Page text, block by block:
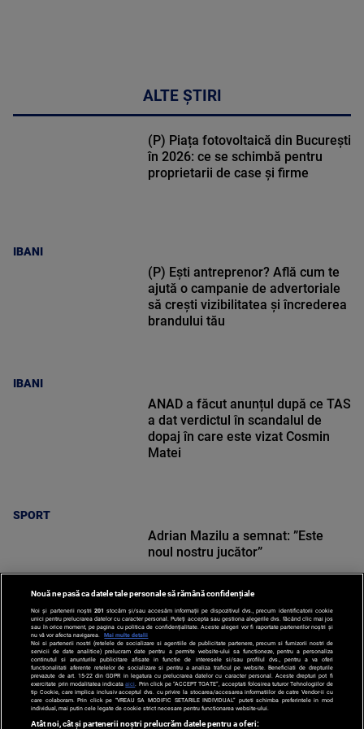
ALTE ȘTIRI
IBANI
(P) Piața fotovoltaică din București
în 2026: ce se schimbă pentru
proprietarii de case și firme
IBANI
(P) Ești antreprenor? Află cum te
ajută o campanie de advertoriale
să crești vizibilitatea și încrederea
brandului tău
SPORT
ANAD a făcut anunțul după ce TAS
a dat verdictul în scandalul de
dopaj în care este vizat Cosmin
Matei
SPORT
Adrian Mazilu a semnat: ”Este
noul nostru jucător”
Nouă ne pasă ca datele tale personale să rămână confidențiale
Noi și partenerii noștri 201 stocăm și/sau accesăm informații pe dispozitivul dvs., precum identificatorii cookie
unici pentru prelucrarea datelor cu caracter personal. Puteți accepta sau gestiona alegerile dvs. făcând clic mai jos
sau în orice moment, pe pagina cu politica de confidențialitate. Aceste alegeri vor fi raportate partenerilor noștri și
nu vă vor afecta navigarea.
Mai multe detalii
Noi si partenerii nostri (retelele de socializare si agentiile de publicitate partenere, precum si furnizorii nostri de
servicii de date analitice) prelucram date pentru a permite website-ului sa functioneze, pentru a personaliza
continutul si anunturile publicitare afisate in functie de interesele si/sau profilul dvs., pentru a va oferi
functionalitati aferente retelelor de socializare si pentru a analiza traficul pe website. Beneficiati de drepturile
prevazute de art. 15-22 din GDPR in legatura cu prelucrarea datelor cu caracter personal. Aceste drepturi pot fi
exercitate prin modalitatea indicataaici . Prin click pe “ACCEPT TOATE”, acceptati folosirea tuturor Tehnologiilor de
tip Cookie, care implica inclusiv acceptul dvs. cu privire la stocarea/accesarea informatiilor de catre Vendor-ii cu
care colaboram. Prin click pe “VREAU SA MODIFIC SETARILE INDIVIDUAL” puteti schimba preferintele in mod
individual, mai putin cele legate de cookie strict necesare pentru functionarea website-ului.
Atât noi, cât și partenerii noștri prelucrăm datele pentru a oferi: